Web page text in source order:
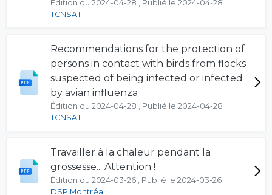
Édition du 2024-04-28 , Publié le 2024-04-28
TCNSAT
Recommendations for the protection of
persons in contact with birds from flocks
suspected of being infected or infected
by avian influenza
Édition du 2024-04-28 , Publié le 2024-04-28
TCNSAT
Travailler à la chaleur pendant la
grossesse... Attention !
Édition du 2024-03-26 , Publié le 2024-03-26
DSP Montréal